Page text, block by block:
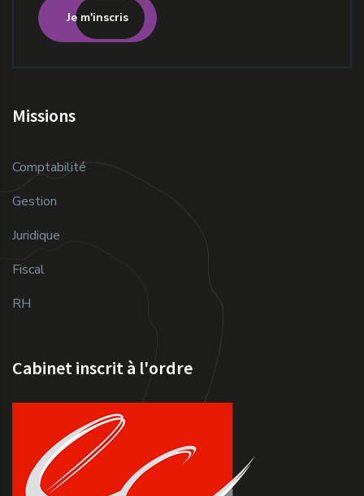
Je m'inscris
Missions
Comptabilité
Gestion
Juridique
Fiscal
RH
Cabinet inscrit à l'ordre